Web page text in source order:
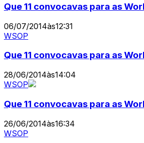
Que 11 convocavas para as
06/07/2014às12:31
WSOP
Que 11 convocavas para as
28/06/2014às14:04
WSOP
Que 11 convocavas para as
26/06/2014às16:34
WSOP